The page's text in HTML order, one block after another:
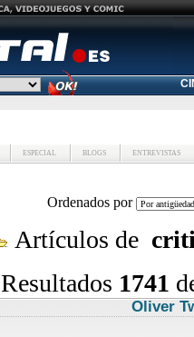
ESPECIAL BLOGS ENTREVISTAS
Ordenados por
Artículos de
Resultados 1741
Oliver